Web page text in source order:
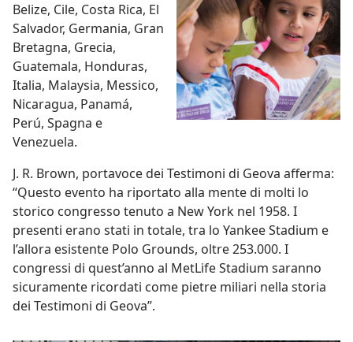
Belize, Cile, Costa Rica, El
Salvador, Germania, Gran
Bretagna, Grecia,
Guatemala, Honduras,
Italia, Malaysia, Messico,
Nicaragua, Panamá,
Perú, Spagna e
Venezuela.
J. R. Brown, portavoce dei Testimoni di Geova afferma:
“Questo evento ha riportato alla mente di molti lo
storico congresso tenuto a New York nel 1958. I
presenti erano stati in totale, tra lo Yankee Stadium e
l’allora esistente Polo Grounds, oltre 253.000. I
congressi di quest’anno al MetLife Stadium saranno
sicuramente ricordati come pietre miliari nella storia
dei Testimoni di Geova”.